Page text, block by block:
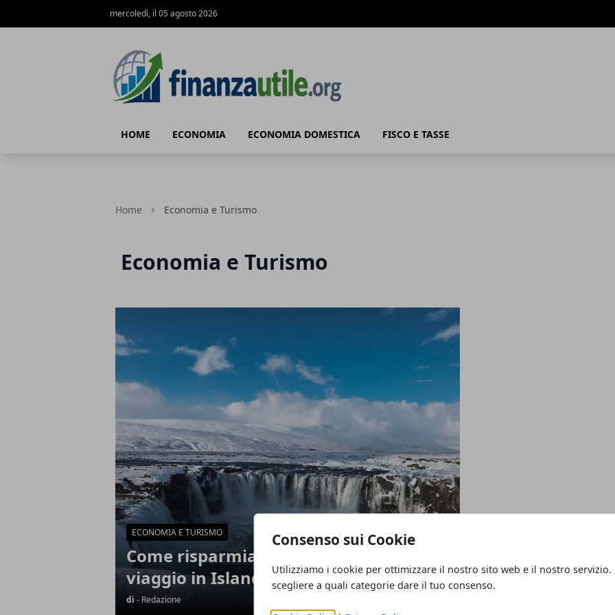
Consenso sui Cookie
Utilizziamo i cookie per ottimizzare il nostro sito web e il nostro servizio.
scegliere a quali categorie dare il tuo consenso.
mercoledì, il 05 agosto 2026
HOME ECONOMIA ECONOMIA DOMESTICA FISCO E TASSE
Home Economia e Turismo
Economia e Turismo
ECONOMIA E TURISMO
Come risparmiare organizzando un
viaggio in Islanda
di - Redazione